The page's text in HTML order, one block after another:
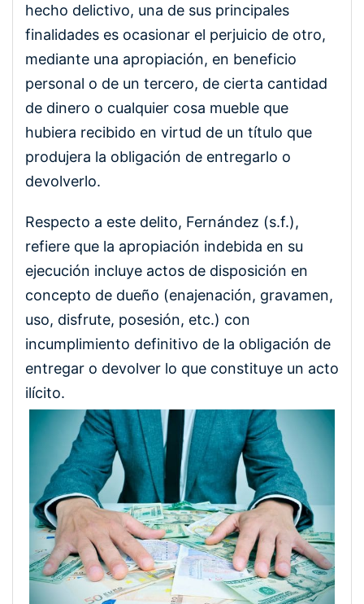
hecho delictivo, una de sus principales
finalidades es ocasionar el perjuicio de otro,
mediante una apropiación, en beneficio
personal o de un tercero, de cierta cantidad
de dinero o cualquier cosa mueble que
hubiera recibido en virtud de un título que
produjera la obligación de entregarlo o
devolverlo.
Respecto a este delito, Fernández (s.f.),
refiere que la apropiación indebida en su
ejecución incluye actos de disposición en
concepto de dueño (enajenación, gravamen,
uso, disfrute, posesión, etc.) con
incumplimiento definitivo de la obligación de
entregar o devolver lo que constituye un acto
ilícito.